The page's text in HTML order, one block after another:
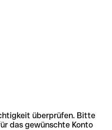
überprüfen. Bitte
das gewünschte Konto